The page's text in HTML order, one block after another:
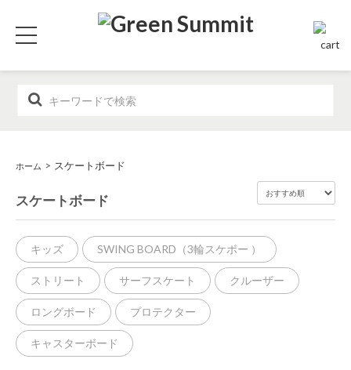
ホーム > スケートボード
スケートボード
キッズ SWING BOARD（3輪スケボー ）
ストリート サーフスケート クルーザー
ロングボード プロテクター
キャスターボード